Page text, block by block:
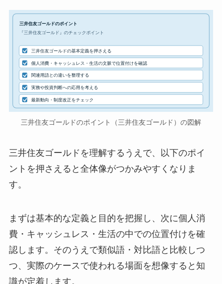
三井住友ゴールドのポイント
『三井住友ゴールド』のチェックポイント
三井住友ゴールドの基本定義を押さえる
個人消費・キャッシュレス・生活の文脈で位置付けを確認
関連用語との違いを整理する
実務や投資判断への応用を考える
最新動向・制度改正をチェック
三井住友ゴールドのポイント（三井住友ゴールド）の図解
三井住友ゴールドを理解するうえで、以下のポイ
ントを押さえると全体像がつかみやすくなりま
す。
まずは基本的な定義と目的を把握し、次に個人消
費・キャッシュレス・生活の中での位置付けを確
認します。そのうえで類似語・対比語と比較しつ
つ、実際のケースで使われる場面を想像すると知
識が定着します。